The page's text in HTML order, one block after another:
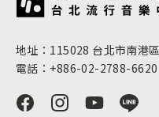
地址：115028 台北市南港
電話：+886-02-2788-6620